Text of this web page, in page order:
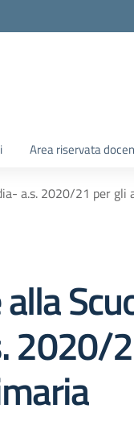
Area riservata
a.s. 2020/21 per gli
2020/